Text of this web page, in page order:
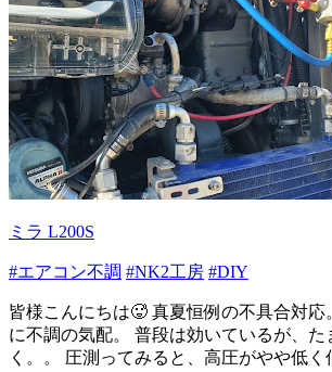
ミラ L200S
#エアコン不調 #NK2工房 #DIY
皆様こんにちは🥵 真夏恒例の不具合対応
に不調の気配。 普段は効いているが、た
く。。 圧測ってみると、高圧がやや低く